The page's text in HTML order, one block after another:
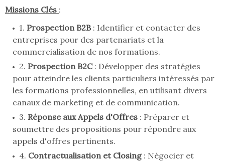
Missions Clés :
1. Prospection B2B: Identifier et contacter des
entreprises pour des partenariats et la
commercialisation de nos formations.
2. Prospection B2C: Développer des stratégies
pour atteindre les clients particuliers intéressés par
les formations professionnelles, en utilisant divers
canaux de marketing et de communication.
3. Réponse aux Appels d'Offres : Préparer et
soumettre des propositions pour répondre aux
appels d'offres pertinents.
4. Contractualisation et Closing: Négocier et